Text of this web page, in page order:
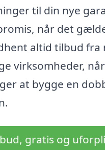
til din nye
når det
altid tilbud fra
virksomheder,
at bygge en
gratis og